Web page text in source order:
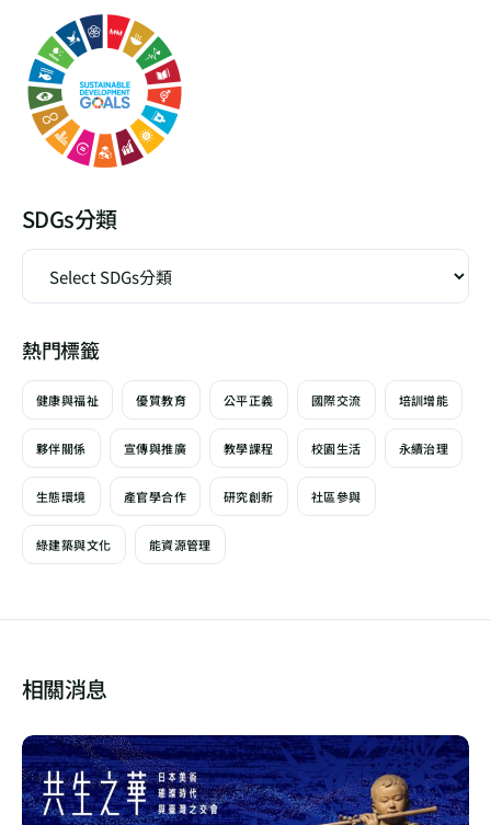
SDGs分類
熱門標籤
健康與福祉 優質教育 公平正義 國際交流 培訓增能
夥伴關係 宣傳與推廣 教學課程 校園生活 永續治理
生態環境 產官學合作 研究創新 社區參與
綠建築與文化 能資源管理
相關消息